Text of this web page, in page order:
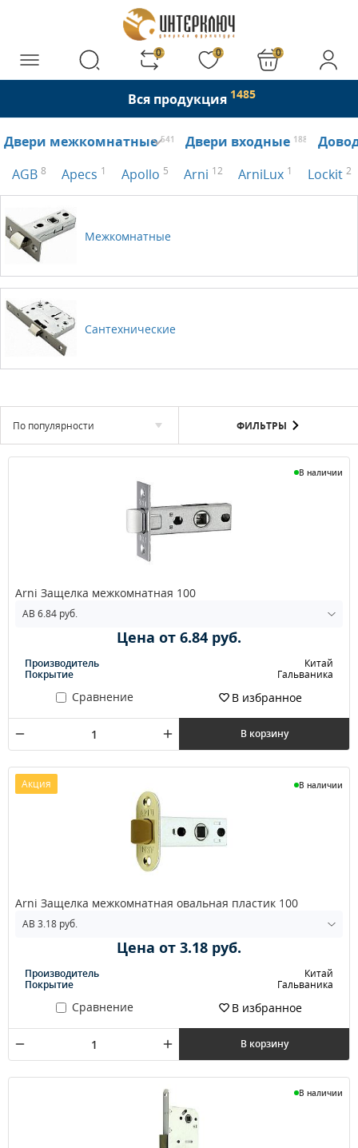
0 0 0
Вся продукция 1485
Двери межкомнатные541 Двери входные 188
AGB 8 Apecs 1 Apollo 5 Arni 12 ArniLux 1 Lockit 2
Межкомнатные
Сантехнические
По популярности ФИЛЬТРЫ
В наличии
Arni Защелка межкомнатная 100
Цена от 6.84 руб.
Производитель
Китай
Покрытие
Гальваника
Сравнение В избранное
В корзину
Акция В наличии
Arni Защелка межкомнатная овальная пластик 100
Цена от 3.18 руб.
Производитель
Китай
Покрытие
Гальваника
Сравнение В избранное
В корзину
В наличии